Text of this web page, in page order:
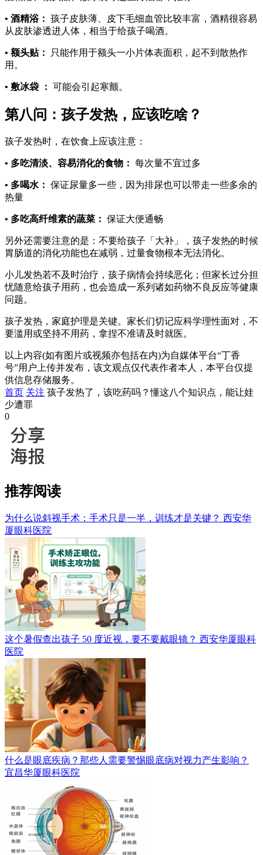
• 酒精浴： 孩子皮肤薄、皮下毛细血管比较丰富，酒精很容易
从皮肤渗透进人体，相当于给孩子喝酒。
• 额头贴：
只能作用于额头一小片体表面积，起不到散热作
用。
• 敷冰袋 ： 可能会引起寒颤。
第八问：孩子发热，应该吃啥？
孩子发热时，在饮食上应该注意：
• 多吃清淡、容易消化的食物： 每次量不宜过多
• 多喝水： 保证尿量多一些，因为排尿也可以带走一些多余的
热量
• 多吃高纤维素的蔬菜： 保证大便通畅
另外还需要注意的是：不要给孩子「大补」，孩子发热的时候
胃肠道的消化功能也在减弱，过量食物根本无法消化。
小儿发热若不及时治疗，孩子病情会持续恶化；但家长过分担
忧随意给孩子用药，也会造成一系列诸如药物不良反应等健康
问题。
孩子发热，家庭护理是关键。家长们切记应科学理性面对，不
要滥用或坚持不用药，拿捏不准请及时就医。
以上内容(如有图片或视频亦包括在内)为自媒体平台“丁香
号”用户上传并发布，该文观点仅代表作者本人，本平台仅提
供信息存储服务。
首页 关注 孩子发热了，该吃药吗？懂这八个知识点，能让娃
少遭罪
0
推荐阅读
为什么说斜视手术：手术只是一半，训练才是关键？ 西安华
厦眼科医院
这个暑假查出孩子 50 度近视，要不要戴眼镜？ 西安华厦眼科
医院
什么是眼底疾病？那些人需要警惕眼底病对视力产生影响？
宜昌华厦眼科医院